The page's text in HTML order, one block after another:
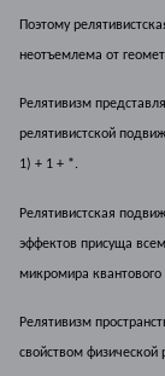
Поэтому
неотъемлема от
Релятивизм
релятивистской
1) + 1 + *.
Релятивистская
эффектов присуща
микромира квантового
Релятивизм
свойством физической